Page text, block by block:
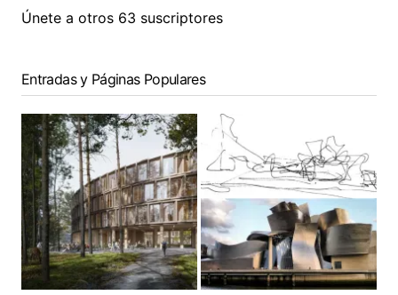
Únete a otros 63 suscriptores
Entradas y Páginas Populares